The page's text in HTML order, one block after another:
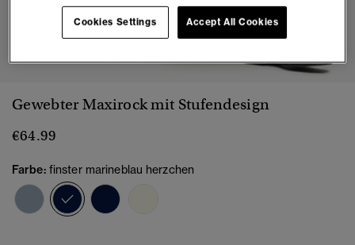
1 2 3 4 5 6 7
Gewebter Maxirock mit Stufendesign
€64.99
Farbe: finster marineblau herzchen
Ausgewählt
Accept All Cookies
Cookies Settings